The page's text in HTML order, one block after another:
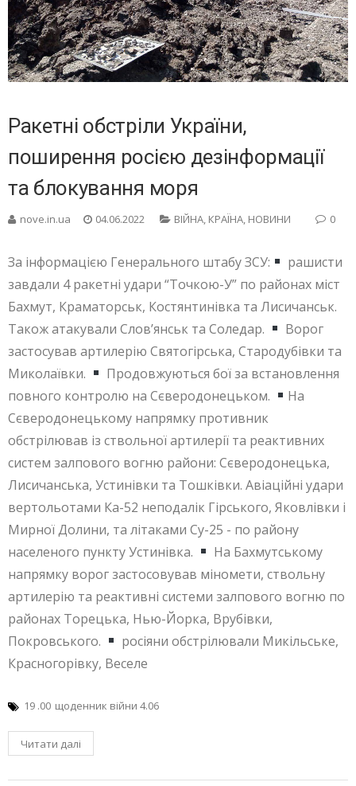
Ракетні обстріли України,
поширення росією дезінформації
та блокування моря
nove.in.ua 04.06.2022 ВІЙНА КРАЇНА НОВИНИ 0
За інформацією Генерального штабу ЗСУ:
рашисти
завдали 4 ракетні удари “Точкою-У” по районах міст
Бахмут, Краматорськ, Костянтинівка та Лисичанськ.
Також атакували Слов’янськ та Соледар.
Ворог
застосував артилерію Святогірська, Стародубівки та
Миколаївки.
Продовжуються бої за встановлення
повного контролю на Сєверодонецьком.
На
Сєверодонецькому напрямку противник
обстрілював із ствольної артилерії та реактивних
систем залпового вогню райони: Сєверодонецька,
Лисичанська, Устинівки та Тошківки. Авіаційні удари
вертольотами Ка-52 неподалік Гірського, Яковлівки і
Мирної Долини, та літаками Су-25 - по району
населеного пункту Устинівка.
На Бахмутському
напрямку ворог застосовував міномети, ствольну
артилерію та реактивні системи залпового вогню по
районах Торецька, Нью-Йорка, Врубівки,
Покровського.
росіяни обстрілювали Микільське,
Красногорівку, Веселе
19 .00 щоденник війни 4.06
Читати далі